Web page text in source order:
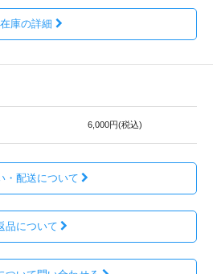
在庫の詳細
6,000円(税込)
・配送について
品について